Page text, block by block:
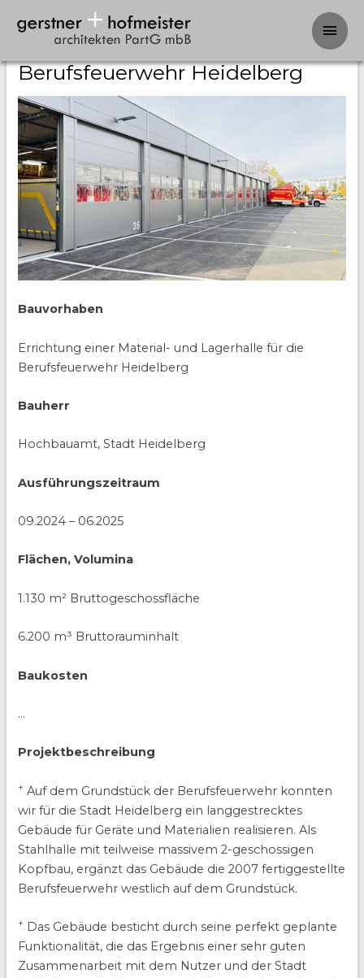
Geräte- und Materialhalle
Berufsfeuerwehr Heidelberg
Bauvorhaben
Errichtung einer Material- und Lagerhalle für die
Berufsfeuerwehr Heidelberg
Bauherr
Hochbauamt, Stadt Heidelberg
Ausführungszeitraum
09.2024 – 06.2025
Flächen, Volumina
1.130 m² Bruttogeschossfläche
6.200 m³ Bruttorauminhalt
Baukosten
…
Projektbeschreibung
+ Auf dem Grundstück der Berufsfeuerwehr konnten
wir für die Stadt Heidelberg ein langgestrecktes
Gebäude für Geräte und Materialien realisieren. Als
Stahlhalle mit teilweise massivem 2-geschossigen
Kopfbau, ergänzt das Gebäude die 2007 fertiggestellte
Berufsfeuerwehr westlich auf dem Grundstück.
+ Das Gebäude besticht durch seine perfekt geplante
Funktionalität, die das Ergebnis einer sehr guten
Zusammenarbeit mit dem Nutzer und der Stadt